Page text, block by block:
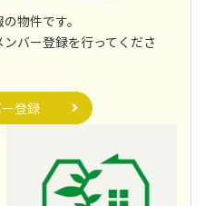
物件です。
バー登録を行ってくださ
登録